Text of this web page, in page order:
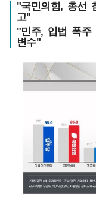
"국민의힘, 총선
고"
"민주, 입법 폭주
변수"